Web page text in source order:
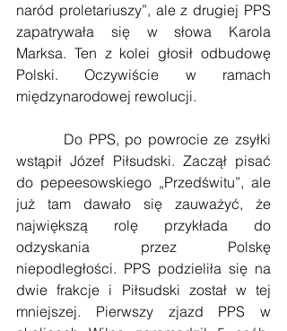
naród proletariuszy”, ale z drugiej PPS
zapatrywała się w słowa Karola
Marksa. Ten z kolei głosił odbudowę
Polski. Oczywiście w ramach
międzynarodowej rewolucji.
wstąpił Józef Piłsudski. Zaczął pisać
do pepeesowskiego „Przedświtu”, ale
już tam dawało się zauważyć, że
największą rolę przykłada do
odzyskania przez Polskę
niepodległości. PPS podzieliła się na
dwie frakcje i Piłsudski został w tej
mniejszej. Pierwszy zjazd PPS w